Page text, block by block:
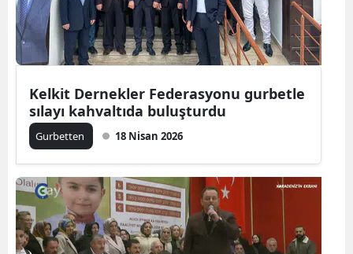
Kelkit Dernekler Federasyonu gurbetle
sılayı kahvaltıda buluşturdu
Gurbetten 18 Nisan 2026